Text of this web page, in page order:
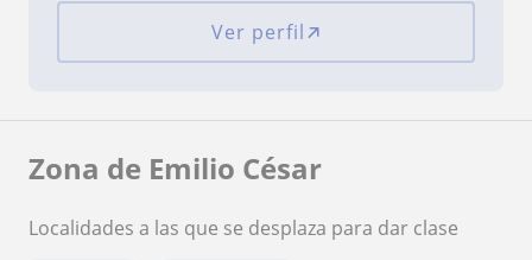
Ver perfil
Zona de Emilio César
Localidades a las que se desplaza para dar clase